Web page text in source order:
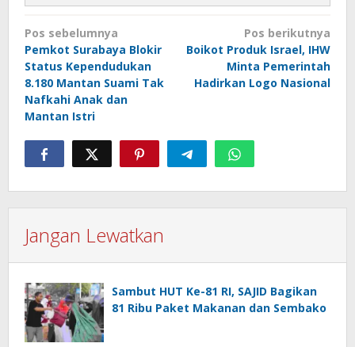
Navigasi
pos
Pos sebelumnya
Pemkot Surabaya Blokir
Status Kependudukan
8.180 Mantan Suami Tak
Nafkahi Anak dan
Mantan Istri
Pos berikutnya
Boikot Produk Israel, IHW
Minta Pemerintah
Hadirkan Logo Nasional
Jangan Lewatkan
Sambut HUT Ke-81 RI, SAJID Bagikan
81 Ribu Paket Makanan dan Sembako